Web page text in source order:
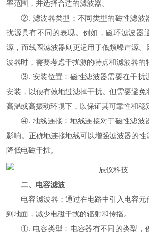
率范围，并选择合适的滤波器。
②. 滤波器类型：不同类型的磁性滤波
扰源具有不同的表现。例如，磁环滤波器
源，而线圈滤波器则更适用于低频噪声源。
波器时，需要考虑干扰源的特点和滤波器的
③. 安装位置：磁性滤波器需要在干扰
安装，以便有效地过滤掉干扰。但需要避免
高温或高振动环境下，以保证其可靠性和稳
④. 地线连接：地线连接对于磁性滤波
影响。正确地连接地线可以增强滤波器的性
降低电磁干扰。
二、电容滤波
电容滤波器：通过在电路中引入电容元
到地面，减少电磁干扰的辐射和传播。
①. 电容类型：电容器有不同的类型，